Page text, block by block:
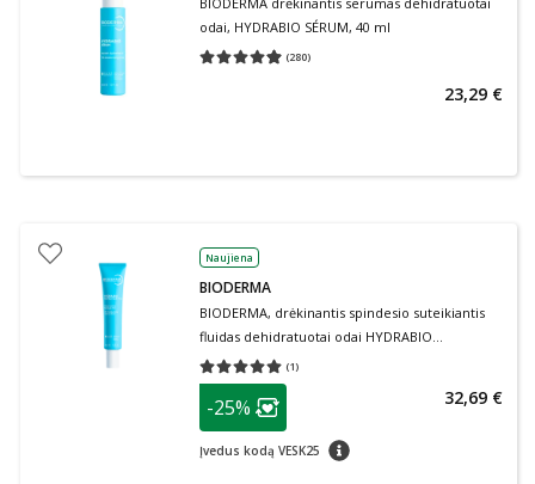
odai, HYDRABIO SÉRUM, 40 ml
(280)
Vidutinis įvertinimas 4.91
23,29 €
Naujiena
BIODERMA
BIODERMA, drėkinantis spindesio suteikiantis
fluidas dehidratuotai odai HYDRABIO
PERFECTEUR SPF30, 40 ml
(1)
Vidutinis įvertinimas 5.00
patarimas
Lojalumo klubo narių nuolaida
-25%
Įvedus kodą VESK25 patarimas
32,69 €